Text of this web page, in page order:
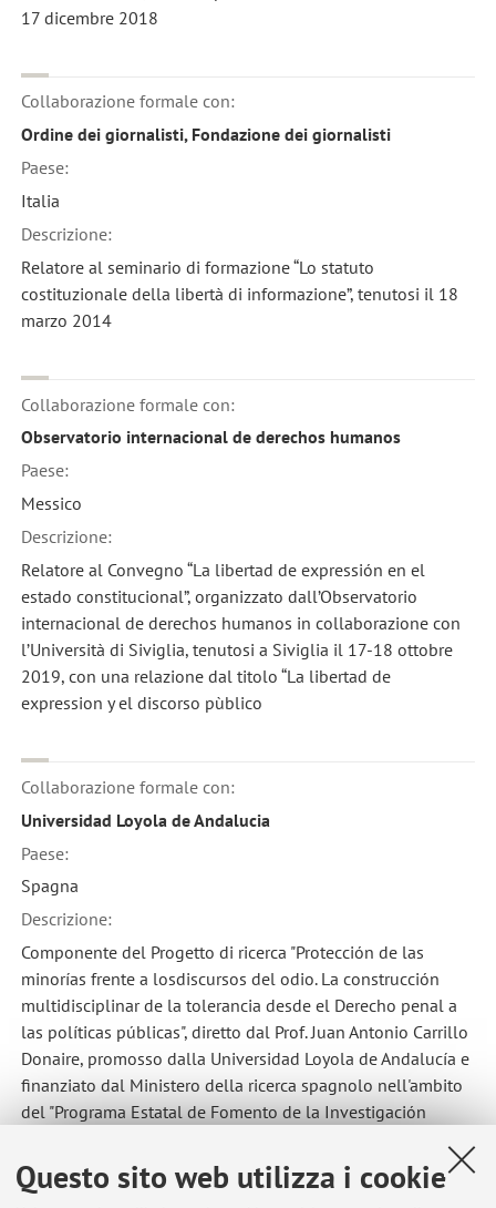
Questo sito web utilizza i cookie
17 dicembre 2018
Collaborazione formale con:
Ordine dei giornalisti, Fondazione dei giornalisti
Paese:
Italia
Descrizione:
Relatore al seminario di formazione “Lo statuto
costituzionale della libertà di informazione”, tenutosi il 18
marzo 2014
Collaborazione formale con:
Observatorio internacional de derechos humanos
Paese:
Messico
Descrizione:
Relatore al Convegno “La libertad de expressión en el
estado constitucional”, organizzato dall’Observatorio
internacional de derechos humanos in collaborazione con
l’Università di Siviglia, tenutosi a Siviglia il 17-18 ottobre
2019, con una relazione dal titolo “La libertad de
expression y el discorso pùblico
Collaborazione formale con:
Universidad Loyola de Andalucia
Paese:
Spagna
Descrizione:
Componente del Progetto di ricerca "Protección de las
minorías frente a losdiscursos del odio. La construcción
multidisciplinar de la tolerancia desde el Derecho penal a
las políticas públicas", diretto dal Prof. Juan Antonio Carrillo
Donaire, promosso dalla Universidad Loyola de Andalucía e
finanziato dal Ministero della ricerca spagnolo nell'ambito
del "Programa Estatal de Fomento de la Investigación